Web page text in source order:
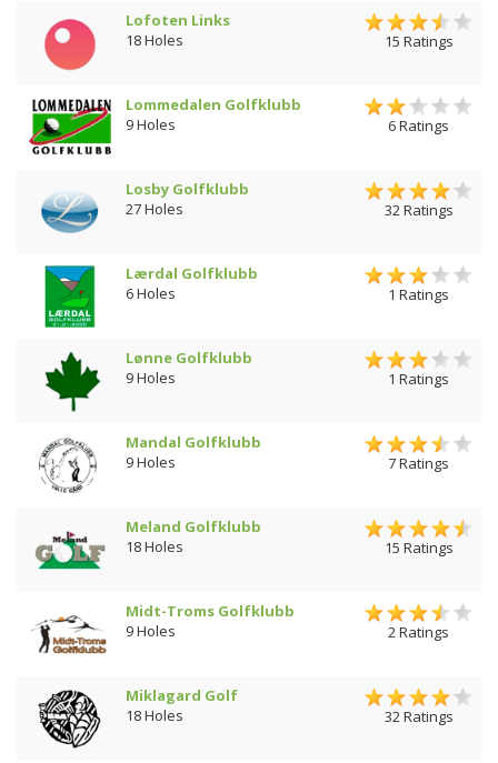
Lofoten Links
18 Holes
15 Ratings
Lommedalen Golfklubb
9 Holes
6 Ratings
Losby Golfklubb
27 Holes
32 Ratings
Lærdal Golfklubb
6 Holes
1 Ratings
Lønne Golfklubb
9 Holes
1 Ratings
Mandal Golfklubb
9 Holes
7 Ratings
Meland Golfklubb
18 Holes
15 Ratings
Midt-Troms Golfklubb
9 Holes
2 Ratings
Miklagard Golf
18 Holes
32 Ratings